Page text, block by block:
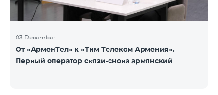
03 December
От «АрменТел» к «Тим Телеком Армения».
Первый оператор связи-снова армянский